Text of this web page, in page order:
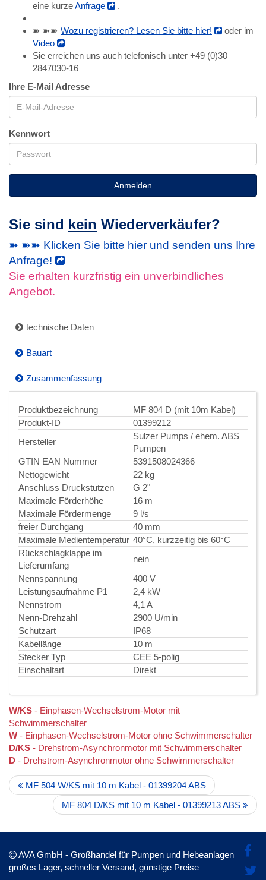
eine kurzeAnfrage .
➽ ➽➽ Wozu registrieren? Lesen Sie bitte hier!
oder im
Video
Sie erreichen uns auch telefonisch unter +49 (0)30
2847030-16
Ihre E-Mail Adresse
Kennwort
Anmelden
Sie sind kein Wiederverkäufer?
➽ ➽➽ Klicken Sie bitte hier und senden uns Ihre
Anfrage!
Sie erhalten kurzfristig ein unverbindliches
Angebot.
technische Daten
Bauart
Zusammenfassung
Produktbezeichnung
MF 804 D (mit 10m Kabel)
Produkt-ID
01399212
Hersteller
Sulzer Pumps / ehem. ABS
Pumpen
GTIN EAN Nummer
5391508024366
Nettogewicht
22 kg
Anschluss Druckstutzen
G 2"
Maximale Förderhöhe
16 m
Maximale Fördermenge
9 l/s
freier Durchgang
40 mm
Maximale Medientemperatur 40°C, kurzzeitig bis 60°C
Rückschlagklappe im
Lieferumfang
nein
Nennspannung
400 V
Leistungsaufnahme P1
2,4 kW
Nennstrom
4,1 A
Nenn-Drehzahl
2900 U/min
Schutzart
IP68
Kabellänge
10 m
Stecker Typ
CEE 5-polig
Einschaltart
Direkt
W/KS - Einphasen-Wechselstrom-Motor mit
Schwimmerschalter
W - Einphasen-Wechselstrom-Motor ohne Schwimmerschalter
D/KS - Drehstrom-Asynchronmotor mit Schwimmerschalter
D - Drehstrom-Asynchronmotor ohne Schwimmerschalter
MF 504 W/KS mit 10 m Kabel - 01399204 ABS
MF 804 D/KS mit 10 m Kabel - 01399213 ABS
AVA GmbH - Großhandel für Pumpen und Hebeanlagen
großes Lager, schneller Versand, günstige Preise